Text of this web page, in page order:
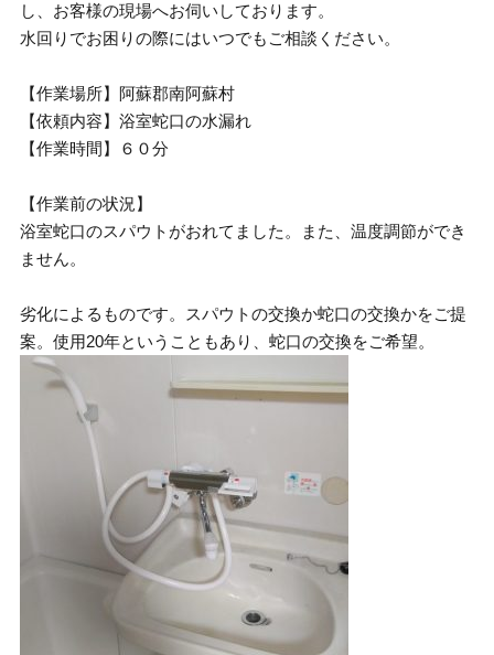
し、お客様の現場へお伺いしております。
水回りでお困りの際にはいつでもご相談ください。
【作業場所】阿蘇郡南阿蘇村
【依頼内容】浴室蛇口の水漏れ
【作業時間】６０分
【作業前の状況】
浴室蛇口のスパウトがおれてました。また、温度調節ができ
ません。
劣化によるものです。スパウトの交換か蛇口の交換かをご提
案。使用20年ということもあり、蛇口の交換をご希望。